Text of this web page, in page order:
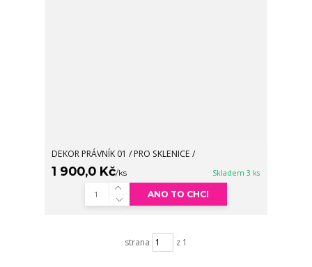
DEKOR PRÁVNÍK 01 / PRO SKLENICE /
1 900,0 Kč/ks Skladem 3 ks
ANO TO CHCI
strana z 1